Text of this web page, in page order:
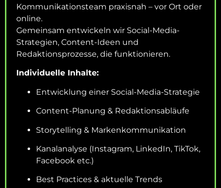
Kommunikationsteam praxisnah – vor Ort oder
online.
Gemeinsam entwickeln wir Social-Media-
Strategien, Content-Ideen und
Redaktionsprozesse, die funktionieren.
Individuelle Inhalte:
Entwicklung einer Social-Media-Strategie
Content-Planung & Redaktionsabläufe
Storytelling & Markenkommunikation
Kanalanalyse (Instagram, LinkedIn, TikTok,
Facebook etc.)
Best Practices & aktuelle Trends